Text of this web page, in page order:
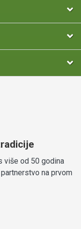
više od 50 godina
na prvom